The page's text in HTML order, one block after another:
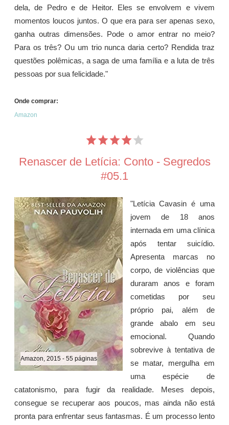
dela, de Pedro e de Heitor. Eles se envolvem e vivem
momentos loucos juntos. O que era para ser apenas sexo,
ganha outras dimensões. Pode o amor entrar no meio?
Para os três? Ou um trio nunca daria certo? Rendida traz
questões polêmicas, a saga de uma família e a luta de três
pessoas por sua felicidade."
Onde comprar:
Amazon
Renascer de Letícia: Conto - Segredos
#05.1
Amazon, 2015 - 55 páginas
"Letícia Cavasin é uma
jovem de 18 anos
internada em uma clínica
após tentar suicídio.
Apresenta marcas no
corpo, de violências que
duraram anos e foram
cometidas por seu
próprio pai, além de
grande abalo em seu
emocional. Quando
sobrevive à tentativa de
se matar, mergulha em
uma espécie de
catatonismo, para fugir da realidade. Meses depois,
consegue se recuperar aos poucos, mas ainda não está
pronta para enfrentar seus fantasmas. É um processo lento